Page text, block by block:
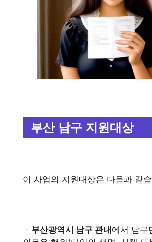
부산 남구 지원대상
이 사업의 지원대상은 다음과 같
ㆍ 부산광역시 남구 관내 에서 남구